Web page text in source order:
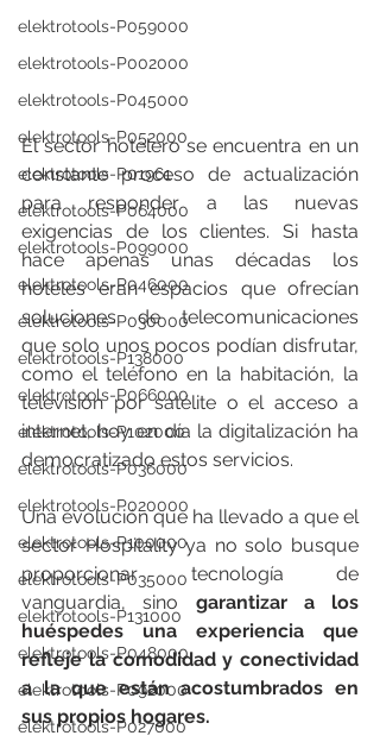
elektrotools-P059000
elektrotools-P002000
elektrotools-P045000
elektrotools-P052000
elektrotools-P01961
elektrotools-P064000
elektrotools-P099000
elektrotools-P046000
elektrotools-P030000
elektrotools-P138000
elektrotools-P066000
elektrotools-P102000
elektrotools-P036000
elektrotools-P020000
elektrotools-P100000
elektrotools-P035000
elektrotools-P131000
elektrotools-P048000
elektrotools-P092000
elektrotools-P027000
El sector hotelero se encuentra en un
constante proceso de actualización
para responder a las nuevas
exigencias de los clientes. Si hasta
hace apenas unas décadas los
hoteles eran espacios que ofrecían
soluciones de telecomunicaciones
que solo unos pocos podían disfrutar,
como el teléfono en la habitación, la
televisión por satélite o el acceso a
internet, hoy en día la digitalización ha
democratizado estos servicios.
Una evolución que ha llevado a que el
sector Hospitality ya no solo busque
proporcionar tecnología de
vanguardia, sino garantizar a los
huéspedes una experiencia que
refleje la comodidad y conectividad
a la que están acostumbrados en
sus propios hogares.